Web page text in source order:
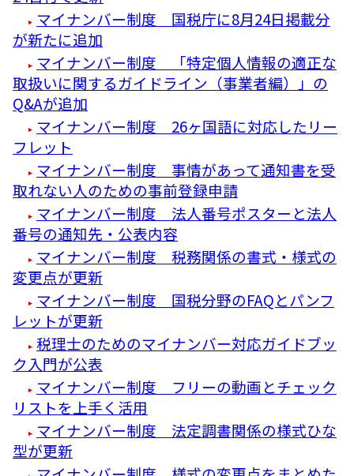
マイナンバー制度 国税庁に8月24日掲載分
が新たに追加
マイナンバー制度 「特定個人情報の適正な
取扱いに関するガイドライン（事業者編）」の
Q&Aが追加
マイナンバー制度 26ヶ国語に対応したリー
フレット
マイナンバー制度 事情があって通知書を受
取れない人のための事前登録申請
マイナンバー制度 法人番号ポスターと法人
番号の通知先・公表内容
マイナンバー制度 税務関係の書式・様式の
変更点が更新
マイナンバー制度 国税分野のFAQとパンフ
レットが更新
税理士のためのマイナンバー対応ガイドブッ
ク入門が公表
マイナンバー制度 フリーの動画とチェック
リストを上手く活用
マイナンバー制度 法定調書関係の様式ひな
型が更新